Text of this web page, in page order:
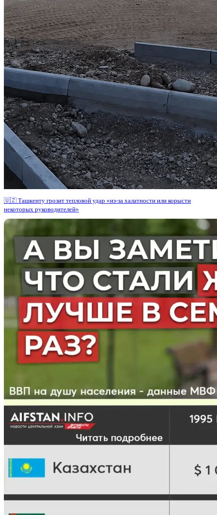
🇺🇿 Ташкенту грозит тепловой удар «из-за халатности или корысти
некоторых руководителей»